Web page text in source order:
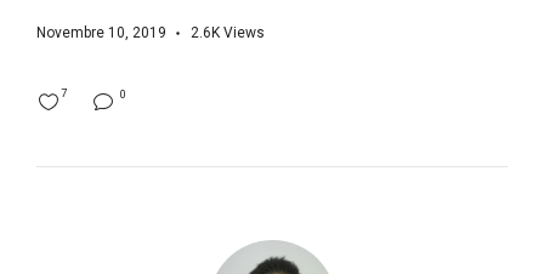
Novembre 10, 2019 2.6K Views
0
7